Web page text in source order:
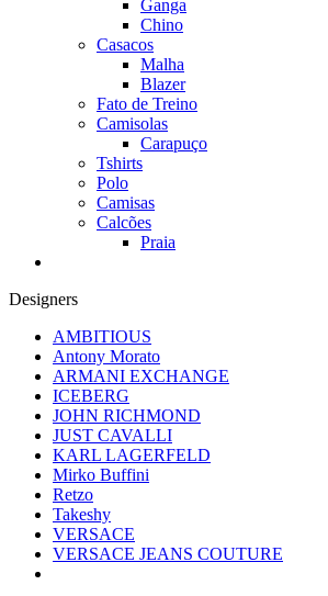
Ganga
Chino
Casacos
Malha
Blazer
Fato de Treino
Camisolas
Carapuço
Tshirts
Polo
Camisas
Calcões
Praia
Designers
AMBITIOUS
Antony Morato
ARMANI EXCHANGE
ICEBERG
JOHN RICHMOND
JUST CAVALLI
KARL LAGERFELD
Mirko Buffini
Retzo
Takeshy
VERSACE
VERSACE JEANS COUTURE